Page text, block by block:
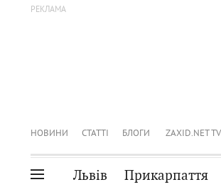
НОВИНИ СТАТТІ БЛОГИ ZAXID.NET TV
Львів Прикарпаття